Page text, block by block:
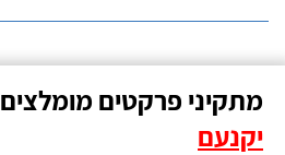
מתקיני פרקטים מומלצים
יקנעם